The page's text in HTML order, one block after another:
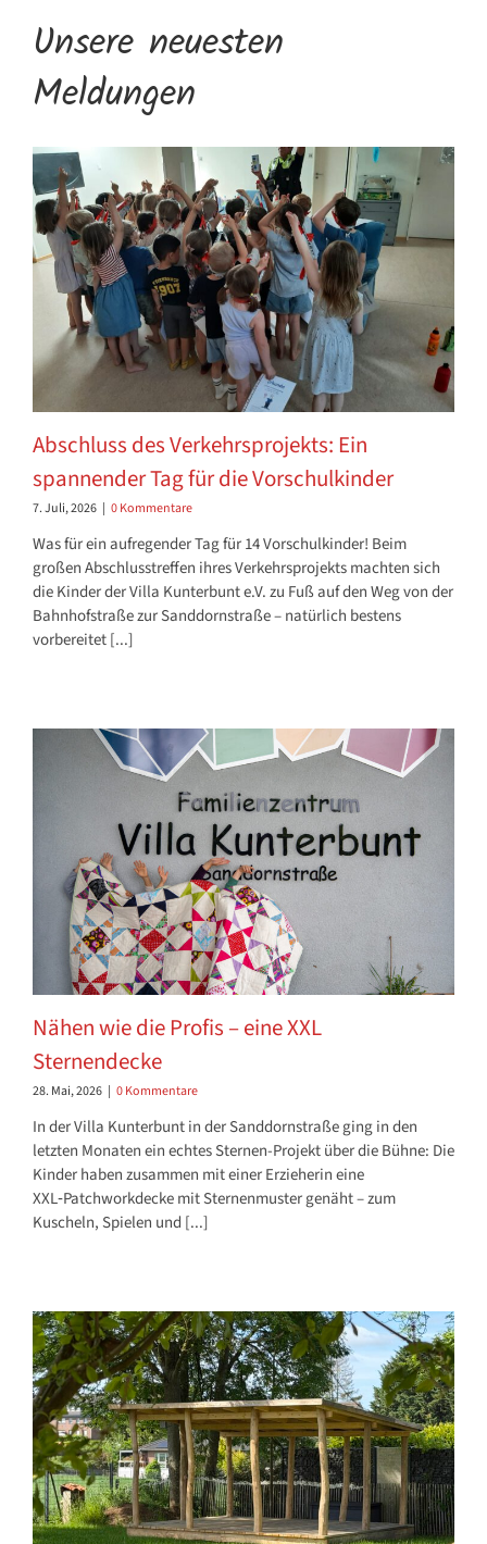
Unsere neuesten
Meldungen
Abschluss des Verkehrsprojekts: Ein
spannender Tag für die Vorschulkinder
7. Juli, 2026 | 0 Kommentare
Was für ein aufregender Tag für 14 Vorschulkinder! Beim
großen Abschlusstreffen ihres Verkehrsprojekts machten sich
die Kinder der Villa Kunterbunt e.V. zu Fuß auf den Weg von der
Bahnhofstraße zur Sanddornstraße – natürlich bestens
vorbereitet [...]
Nähen wie die Profis – eine XXL
Sternendecke
28. Mai, 2026 | 0 Kommentare
In der Villa Kunterbunt in der Sanddornstraße ging in den
letzten Monaten ein echtes Sternen-Projekt über die Bühne: Die
Kinder haben zusammen mit einer Erzieherin eine
XXL‑Patchworkdecke mit Sternenmuster genäht – zum
Kuscheln, Spielen und [...]